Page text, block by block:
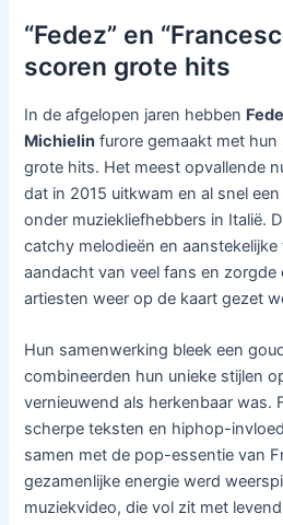
“Fedez” en
scoren grote hits
In de afgelopen jaren hebben
Michielin furore gemaakt met
grote hits. Het meest opvallende
dat in 2015 uitkwam en al snel
onder muziekliefhebbers in Italië.
catchy melodieën en
aandacht van veel fans en zorgde
artiesten weer op de kaart gezet
Hun samenwerking bleek een
combineerden hun unieke stijlen
vernieuwend als herkenbaar was.
scherpe teksten en hiphop-
samen met de pop-essentie van
gezamenlijke energie werd
muziekvideo, die vol zit met